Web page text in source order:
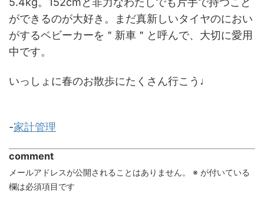
ができるのが大好き。まだ真新しいタイヤのにおい
がするベビーカーを＂新車＂と呼んで、大切に愛用
中です。
いっしょに春のお散歩にたくさん行こう♩
-家計管理
comment
メールアドレスが公開されることはありません。 ※ が付いている
欄は必須項目です